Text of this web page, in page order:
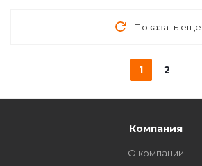
Показать еще
1 2
Компания
О компании